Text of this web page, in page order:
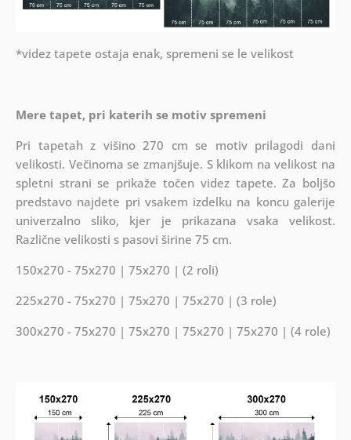
*videz tapete ostaja enak, spremeni se le velikost
Mere tapet, pri katerih se motiv spremeni
Pri tapetah z višino 270 cm se motiv prilagodi dani
velikosti. Večinoma se zmanjšuje. S klikom na velikost na
spletni strani se prikaže točen videz tapete. Za boljšo
predstavo najdete pri vsakem izdelku na koncu galerije
univerzalno sliko, kjer je prikazana vsaka velikost.
Različne velikosti s pasovi širine 75 cm.
150x270 - 75x270 | 75x270 | (2 roli)
225x270 - 75x270 | 75x270 | 75x270 | (3 role)
300x270 - 75x270 | 75x270 | 75x270 | 75x270 | (4 role)